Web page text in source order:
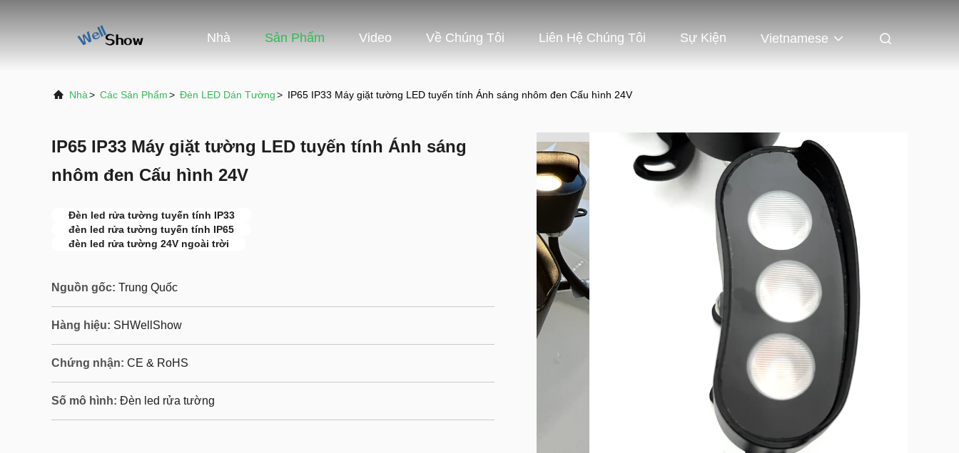
Nhà Sản Phẩm Video Về Chúng Tôi Liên Hệ Chúng Tôi Sự Kiện Vietnamese
Nhà> Các Sản Phẩm> Đèn LED Dán Tường> IP65 IP33 Máy giặt tường LED tuyến tính Ánh sáng nhôm đen Cấu hình 24V
IP65 IP33 Máy giặt tường LED tuyến tính Ánh sáng
nhôm đen Cấu hình 24V
Đèn led rửa tường tuyến tính IP33
đèn led rửa tường tuyến tính IP65
đèn led rửa tường 24V ngoài trời
Nguồn gốc: Trung Quốc
Hàng hiệu: SHWellShow
Chứng nhận: CE & RoHS
Số mô hình: Đèn led rửa tường